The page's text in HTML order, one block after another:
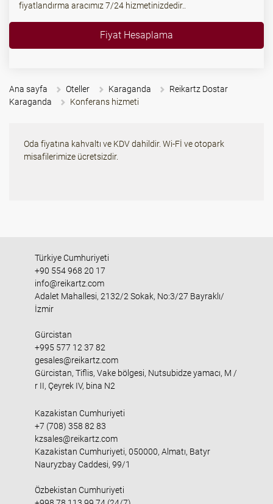
fiyatlandırma aracımız 7/24 hizmetinizdedir..
Fiyat Hesaplama
Ana sayfa Oteller Karaganda
Reikartz Dostar
Karaganda
Konferans hizmeti
Oda fiyatına kahvaltı ve KDV dahildir. Wi-Fİ ve otopark
misafilerimize ücretsizdir.
Türkiye Cumhuriyeti
+90 554 968 20 17
info@reikartz.com
Adalet Mahallesi, 2132/2 Sokak, No:3/27 Bayraklı/
İzmir
Gürcistan
+995 577 12 37 82
gesales@reikartz.com
Gürcistan, Tiflis, Vake bölgesi, Nutsubidze yamacı, M /
r II, Çeyrek IV, bina N2
Kazakistan Cumhuriyeti
+7 (708) 358 82 83
kzsales@reikartz.com
Kazakistan Cumhuriyeti, 050000, Almatı, Batyr
Nauryzbay Caddesi, 99/1
Özbekistan Cumhuriyeti